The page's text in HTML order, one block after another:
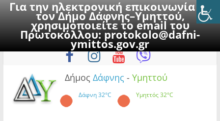
Για την ηλεκτρονική επικοινωνία με
τον Δήμο Δάφνης–Υμηττού,
χρησιμοποιείτε το email του
Πρωτοκόλλου:protokolo@dafni-
ymittos.gov.gr
to
Κυριακή, 9 Αυγούστου 2026
Δήμος Δάφνης - Υμηττού
Δάφνη32°C Υμηττός32°C